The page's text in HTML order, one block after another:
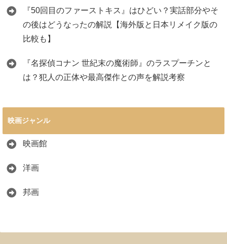
『50回目のファーストキス』はひどい？実話部分やそ
の後はどうなったの解説【海外版と日本リメイク版の
比較も】
『名探偵コナン 世紀末の魔術師』のラスプーチンと
は？犯人の正体や最高傑作との声を解説考察
映画ジャンル
映画館
洋画
邦画